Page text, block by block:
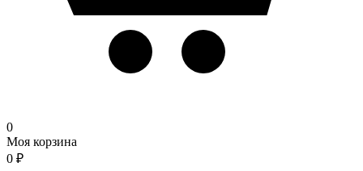
0
Моя корзина
0 ₽